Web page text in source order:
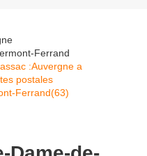
Ferrand